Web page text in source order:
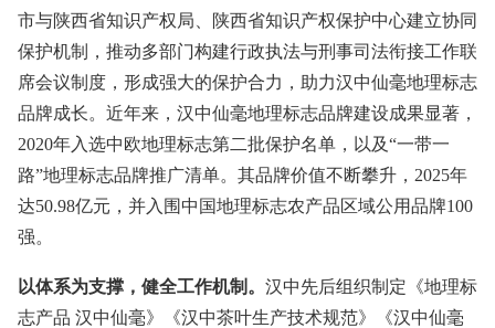
市与陕西省知识产权局、陕西省知识产权保护中心建立协同
保护机制，推动多部门构建行政执法与刑事司法衔接工作联
席会议制度，形成强大的保护合力，助力汉中仙毫地理标志
品牌成长。近年来，汉中仙毫地理标志品牌建设成果显著，
2020年入选中欧地理标志第二批保护名单，以及“一带一
路”地理标志品牌推广清单。其品牌价值不断攀升，2025年
达50.98亿元，并入围中国地理标志农产品区域公用品牌100
强。
以体系为支撑，健全工作机制。 汉中先后组织制定《地理标
志产品 汉中仙毫》《汉中茶叶生产技术规范》《汉中仙毫